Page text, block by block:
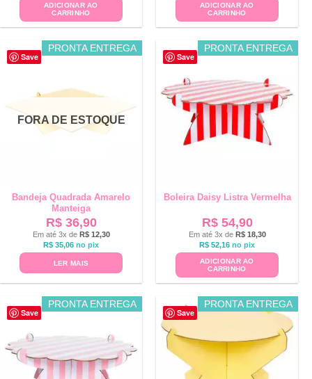
ADICIONAR AO
CARRINHO
ADICIONAR AO
CARRINHO
Save
PRONTA ENTREGA
FORA DE ESTOQUE
Bandeja Quadrada Amarelo
Manteiga
R$36,90
Em até 3x de R$12,30
R$ 35,06 no pix
LER MAIS
Save
PRONTA ENTREGA
Boleira Daisy Listra Vermelha
R$54,90
Em até 3x de R$18,30
R$ 52,16 no pix
ADICIONAR AO
CARRINHO
Save
PRONTA ENTREGA
Save
PRONTA ENTREGA